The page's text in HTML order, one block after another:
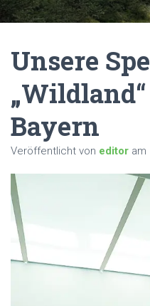
Unsere
Bayern
Veröffentlicht von editor am